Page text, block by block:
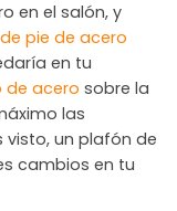
en el salón, y
pie de acero
en tu
de acero sobre la
las
visto, un plafón de
cambios en tu